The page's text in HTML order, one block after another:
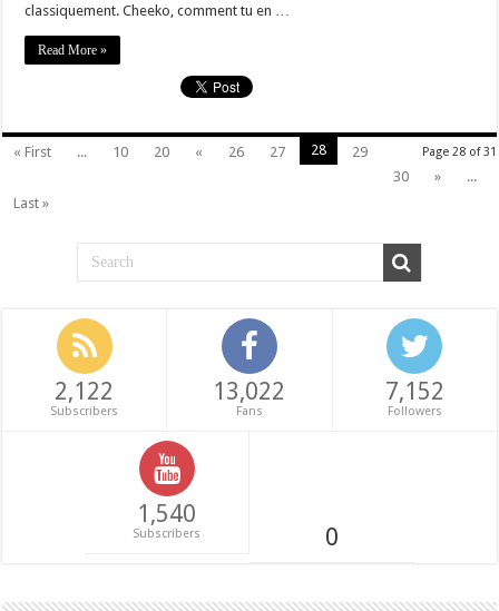
classiquement. Cheeko, comment tu en …
Read More »
Page 28 of 31
« First ... 10 20 « 26 27 28
29
30
»
...
Last »
2,122
Subscribers
13,022
Fans
7,152
Followers
1,540
Subscribers 0